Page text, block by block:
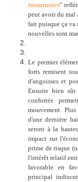
rassurantes"
peut avoir du mal
fait puisque ça va
nouvelles sont
Le premier
forts remisent
d'angoisses et
Ensuite bien
confortée
mouvement.
d'une dernière
seront à la
impact sur
prime de risque
l'intérêt relatif
favorable en
principal